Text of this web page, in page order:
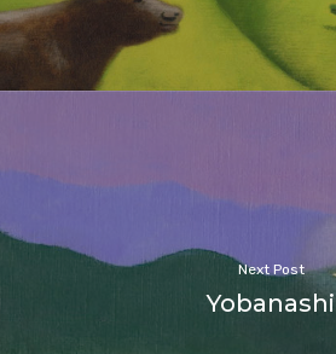
Next Post
Yobanashi